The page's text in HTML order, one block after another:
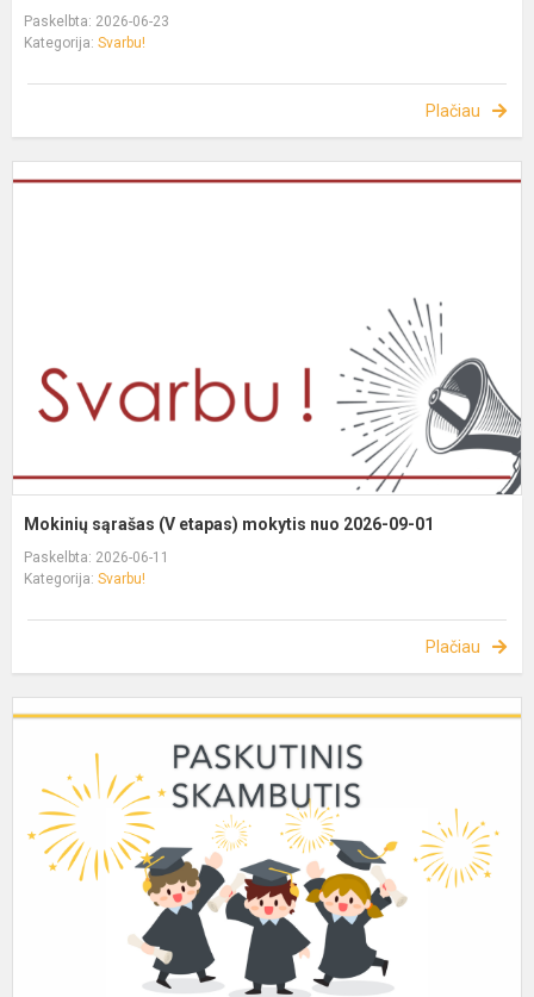
Paskelbta: 2026-06-23
Kategorija: Svarbu!
Plačiau
Mokinių sąrašas (V etapas) mokytis nuo 2026-09-01
Paskelbta: 2026-06-11
Kategorija: Svarbu!
Plačiau